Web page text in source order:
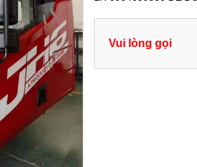
BÁN DÂY ĐIỀU KHIỂN BƠM XE TRỘN
BÊ TÔNG
Vui lòng gọi
Vui lòng gọi